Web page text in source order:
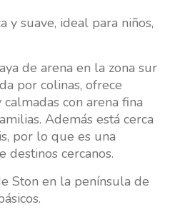
y suave, ideal para niños,
de arena en la zona sur
por colinas, ofrece
con arena fina
Además está cerca
por lo que es una
destinos cercanos.
Ston en la península de